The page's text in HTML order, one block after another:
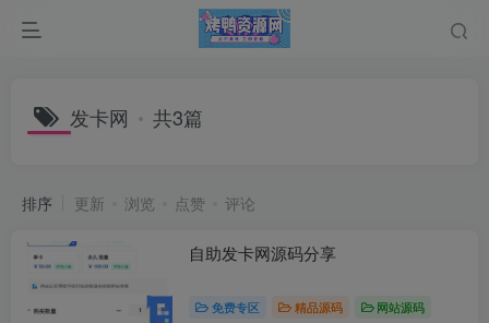
发卡网 共3篇
排序 更新 浏览 点赞 评论
自助发卡网源码分享
免费专区 精品源码 网站源码